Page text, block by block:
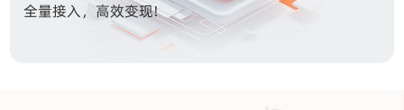
全量接入，高效变现!